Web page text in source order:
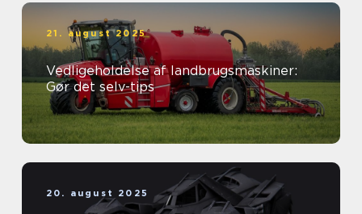
21. august 2025
Vedligeholdelse af landbrugsmaskiner:
Gør det selv-tips
20. august 2025